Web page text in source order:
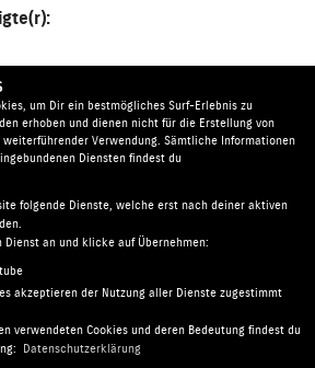
|Schillerstraße 48 | 73312
Barrierefreiheit |Batterieverordnung
um Dir ein bestmögliches Surf-Erlebnis zu
erhoben und dienen nicht für die Erstellung von
Verwendung. Sämtliche Informationen
Diensten findest du
folgende Dienste, welche erst nach deiner aktiven
an und klicke auf Übernehmen:
akzeptieren der Nutzung aller Dienste zugestimmt
verwendeten Cookies und deren Bedeutung findest du
Datenschutzerklärung